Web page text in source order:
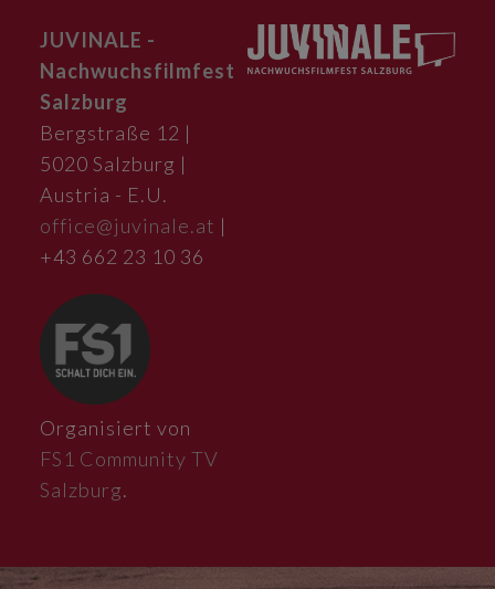
JUVINALE -
Nachwuchsfilmfest
Salzburg
Bergstraße 12 |
5020 Salzburg |
Austria - E.U.
office@juvinale.at |
+43 662 23 10 36
Organisiert von
FS1 Community TV
Salzburg.